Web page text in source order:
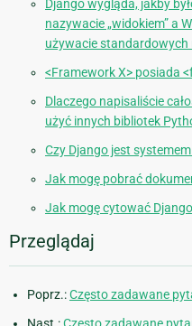
Django wygląda, jakby
nazywacie „widokiem” a
używacie standardowych
<Framework X> posiada
Dlaczego napisaliście
użyć innych bibliotek
Czy Django jest
Jak mogę pobrać
Jak mogę cytować
Przeglądaj
Poprz.:Często zadawane